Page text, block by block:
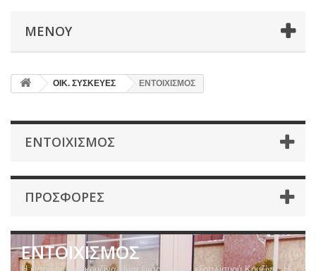
ΜΕΝΟΎ
ΟΙΚ. ΣΥΣΚΕΥΕΣ ΕΝΤΟΙΧΙΣΜΟΣ
ΕΝΤΟΙΧΙΣΜΟΣ
ΠΡΟΣΦΟΡΈΣ
ΕΝΤΟΙΧΙΣΜΟΣ